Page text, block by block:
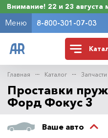
Внимание! 22 и 23 августа
Меню 8-800-301-07-03
Главная Каталог
Проставки
Форд Фокус 3
Ваше авто